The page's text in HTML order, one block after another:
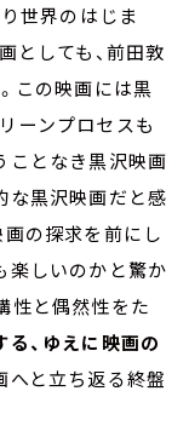
り世界のはじま
としても、前田敦
この映画には黒
ーンプロセスも
ことなき黒沢映画
な黒沢映画だと感
画の探求を前にし
楽しいのかと驚か
性と偶然性をた
、ゆえに映画の
へと立ち返る終盤